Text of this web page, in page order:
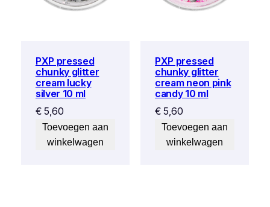
PXP pressed
chunky glitter
cream lucky
silver 10 ml
€5,60
Toevoegen aan
winkelwagen
PXP pressed
chunky glitter
cream neon pink
candy 10 ml
€ 5,60
Toevoegen aan
winkelwagen